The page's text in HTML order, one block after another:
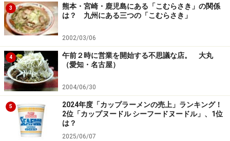
3
熊本・宮崎・鹿児島にある「こむらさき」の関係
は？ 九州にある三つの「こむらさき」
2002/03/06
4
午前２時に営業を開始する不思議な店。 大丸
（愛知・名古屋）
2004/06/30
5
2024年度「カップラーメンの売上」ランキング！
2位「カップヌードル シーフードヌードル」、1位
は？
2025/06/07